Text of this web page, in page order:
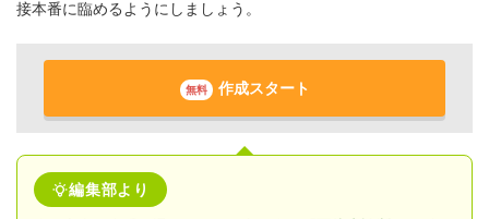
接本番に臨めるようにしましょう。
無料 作成スタート
編集部より